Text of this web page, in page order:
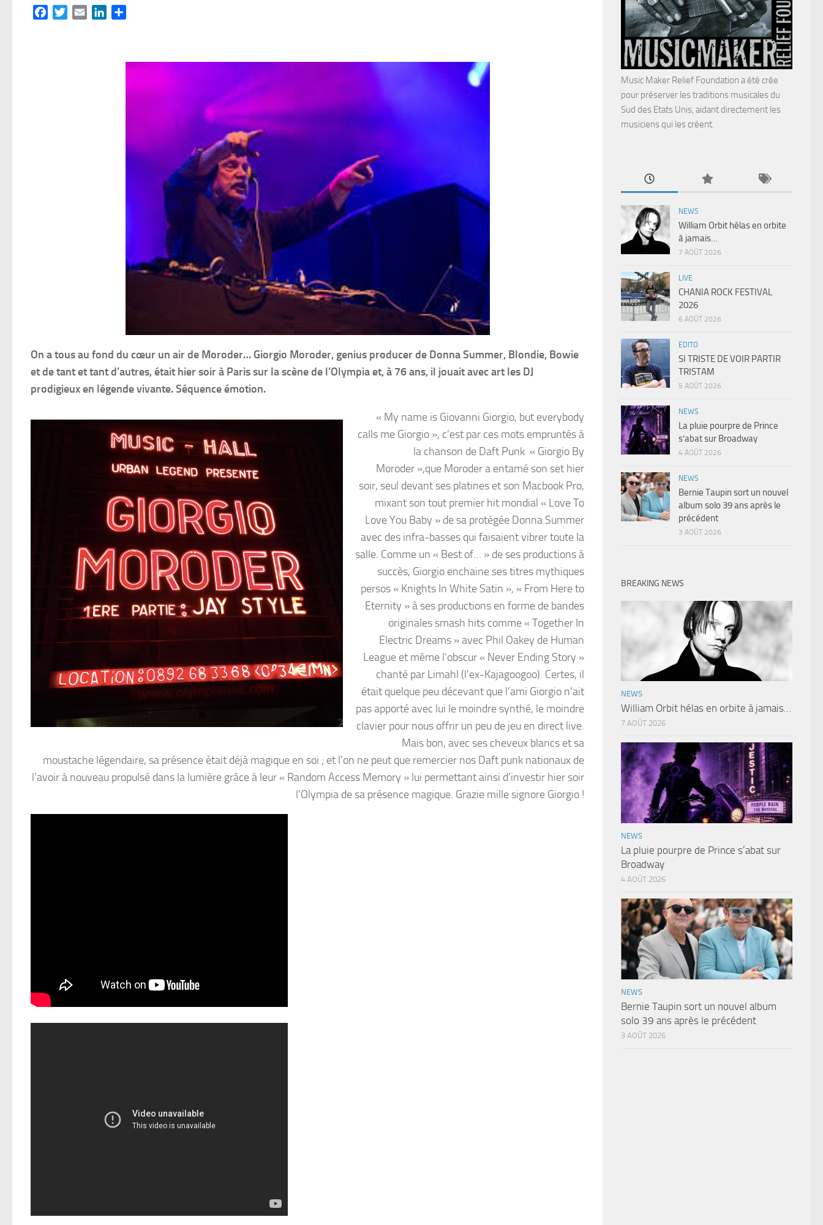
FacebookTwitterEmail LinkedIn
On a tous au fond du cœur un air de Moroder… Giorgio Moroder, genius producer de Donna Summer, Blondie, Bowie
et de tant et tant d’autres, était hier soir à Paris sur la scène de l’Olympia et, à 76 ans, il jouait avec art les DJ
prodigieux en légende vivante. Séquence émotion.
« My name is Giovanni Giorgio, but everybody
calls me Giorgio », c’est par ces mots empruntés à
la chanson de Daft Punk « Giorgio By
Moroder »,que Moroder a entamé son set hier
soir, seul devant ses platines et son Macbook Pro,
mixant son tout premier hit mondial « Love To
Love You Baby » de sa protégée Donna Summer
avec des infra-basses qui faisaient vibrer toute la
salle. Comme un « Best of… » de ses productions à
succès, Giorgio enchaine ses titres mythiques
persos « Knights In White Satin », « From Here to
Eternity » à ses productions en forme de bandes
originales smash hits comme « Together In
Electric Dreams » avec Phil Oakey de Human
League et même l’obscur « Never Ending Story »
chanté par Limahl (l’ex-Kajagoogoo). Certes, il
était quelque peu décevant que l’ami Giorgio n’ait
pas apporté avec lui le moindre synthé, le moindre
clavier pour nous offrir un peu de jeu en direct live.
Mais bon, avec ses cheveux blancs et sa
moustache légendaire, sa présence était déjà magique en soi ; et l’on ne peut que remercier nos Daft punk nationaux de
l’avoir à nouveau propulsé dans la lumière grâce à leur « Random Access Memory » lui permettant ainsi d’investir hier soir
l’Olympia de sa présence magique. Grazie mille signore Giorgio !
Music Maker Relief Foundation a été crée
pour préserver les traditions musicales du
Sud des Etats Unis, aidant directement les
musiciens qui les créent.
NEWS
William Orbit hélas en orbite
à jamais…
7 AOÛT 2026
LIVE
CHANIA ROCK FESTIVAL
2026
6 AOÛT 2026
EDITO
SI TRISTE DE VOIR PARTIR
TRISTAM
5 AOÛT 2026
NEWS
La pluie pourpre de Prince
s’abat sur Broadway
4 AOÛT 2026
NEWS
Bernie Taupin sort un nouvel
album solo 39 ans après le
précédent
3 AOÛT 2026
BREAKING NEWS
NEWS
William Orbit hélas en orbite à jamais…
7 AOÛT 2026
NEWS
La pluie pourpre de Prince s’abat sur
Broadway
4 AOÛT 2026
NEWS
Bernie Taupin sort un nouvel album
solo 39 ans après le précédent
3 AOÛT 2026